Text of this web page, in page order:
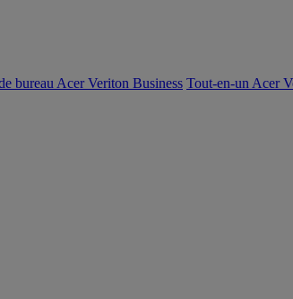
bureau Acer Veriton Business Tout-en-un Acer